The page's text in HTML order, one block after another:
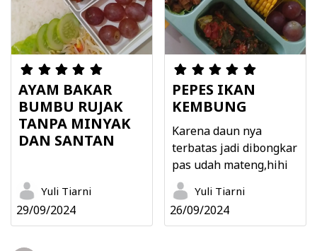
AYAM BAKAR
BUMBU RUJAK
TANPA MINYAK
DAN SANTAN
Yuli Tiarni
29/09/2024
PEPES IKAN
KEMBUNG
Karena daun nya
terbatas jadi dibongkar
pas udah mateng,hihi
Yuli Tiarni
26/09/2024